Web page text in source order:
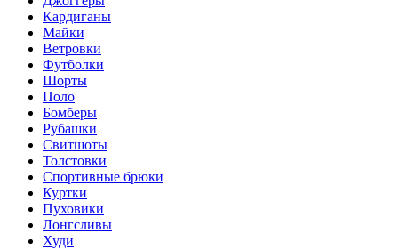
Кардиганы
Майки
Ветровки
Футболки
Шорты
Поло
Бомберы
Рубашки
Свитшоты
Толстовки
Спортивные брюки
Куртки
Пуховики
Лонгсливы
Худи